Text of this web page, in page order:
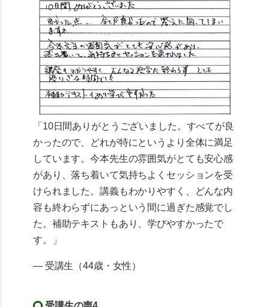
「10日間ありがとうございました。すべてが良
かったので、どれが特にというより全体に満足
しています。今本先生の雰囲気がとても安心感
があり、落ち着いて気持ちよくセッションを受
けられました。講義もわかりやすく、どんな内
容も終わらずにあっという間に過ぎた感覚でし
た。補助テキストもあり、学びやすかったで
す。」
— 受講生（44歳・女性）